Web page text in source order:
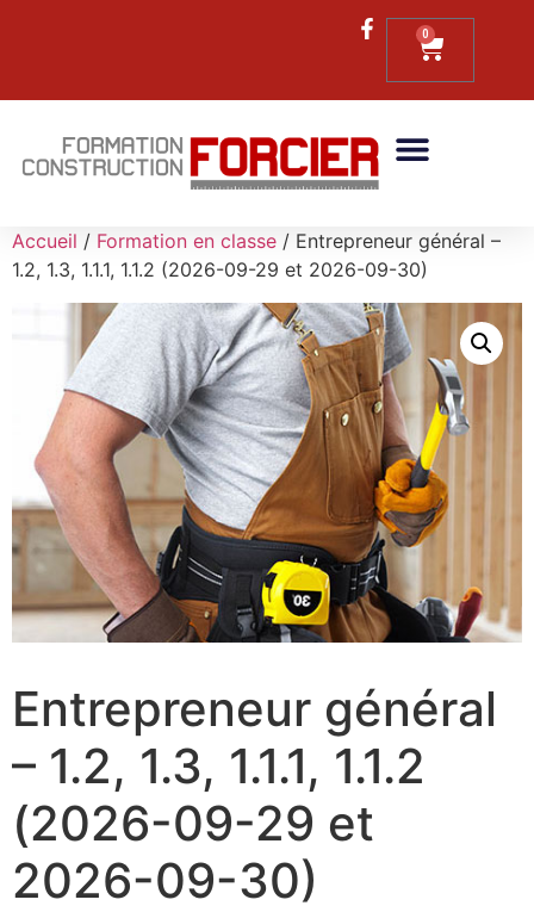
0
Accueil / Formation en classe / Entrepreneur général –
1.2, 1.3, 1.1.1, 1.1.2 (2026-09-29 et 2026-09-30)
Entrepreneur général
– 1.2, 1.3, 1.1.1, 1.1.2
(2026-09-29 et
2026-09-30)